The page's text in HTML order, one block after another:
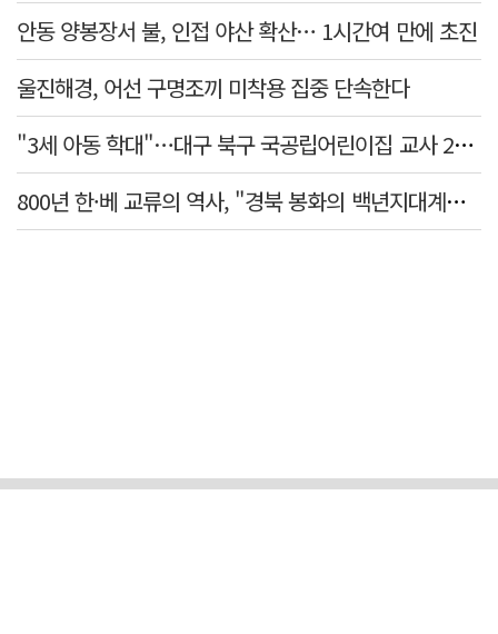
안동 양봉장서 불, 인접 야산 확산… 1시간여 만에 초진
울진해경, 어선 구명조끼 미착용 집중 단속한다
"3세 아동 학대"…대구 북구 국공립어린이집 교사 2명 검찰 송치
800년 한·베 교류의 역사, "경북 봉화의 백년지대계로 피어난다"